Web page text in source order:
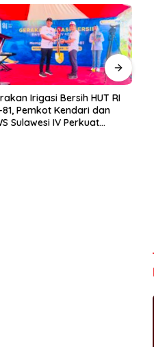
Sultra Gandeng IAI Rawa
Fokus Siapkan Lulusan
Kerja dan Wirausaha